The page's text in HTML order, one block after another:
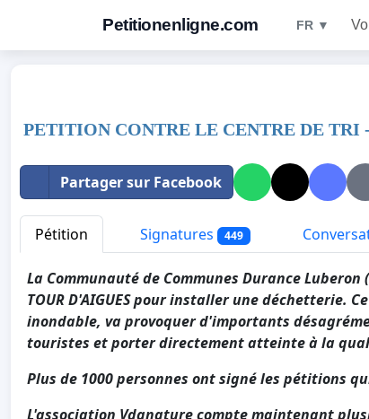
Petitionenligne.com FR ▼
PETITION CONTRE LE CENTRE DE
Partager sur Facebook
Pétition Signatures 449
La Communauté de Communes Durance
TOUR D'AIGUES pour installer une déchetterie.
inondable, va provoquer d'importants
touristes et porter directement atteinte à la
Plus de 1000 personnes ont signé les pétitions
L'association Vdanature compte maintenant